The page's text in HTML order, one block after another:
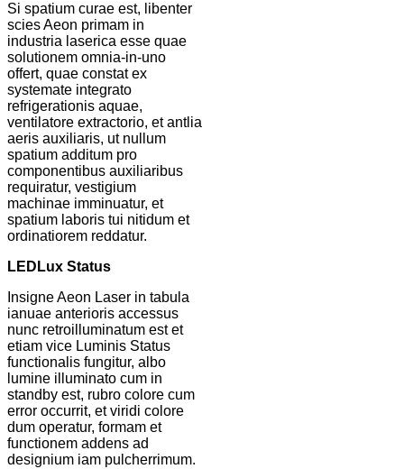
Si spatium curae est, libenter
scies Aeon primam in
industria laserica esse quae
solutionem omnia-in-uno
offert, quae constat ex
systemate integrato
refrigerationis aquae,
ventilatore extractorio, et antlia
aeris auxiliaris, ut nullum
spatium additum pro
componentibus auxiliaribus
requiratur, vestigium
machinae imminuatur, et
spatium laboris tui nitidum et
ordinatiorem reddatur.
LED Lux Status
Insigne Aeon Laser in tabula
ianuae anterioris accessus
nunc retroilluminatum est et
etiam vice Luminis Status
functionalis fungitur, albo
lumine illuminato cum in
standby est, rubro colore cum
error occurrit, et viridi colore
dum operatur, formam et
functionem addens ad
designium iam pulcherrimum.